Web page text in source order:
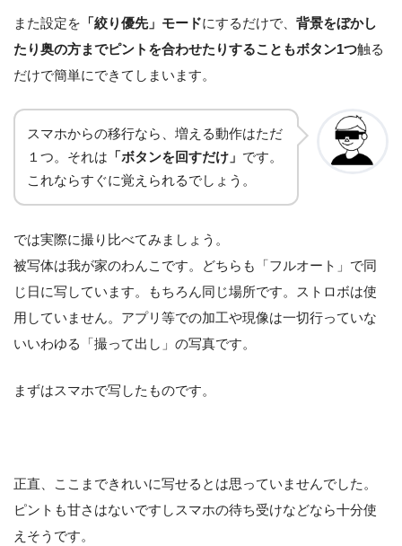
また設定を 「絞り優先」モードにするだけで、 背景をぼかし
たり奥の方までピントを合わせたりすることもボタン1つ触る
だけで簡単にできてしまいます。
スマホからの移行なら、増える動作はただ
１つ。それは 「ボタンを回すだけ」 です。
これならすぐに覚えられるでしょう。
では実際に撮り比べてみましょう。
被写体は我が家のわんこです。どちらも「フルオート」で同
じ日に写しています。もちろん同じ場所です。ストロボは使
用していません。アプリ等での加工や現像は一切行っていな
いいわゆる「撮って出し」の写真です。
まずはスマホで写したものです。
正直、ここまできれいに写せるとは思っていませんでした。
ピントも甘さはないですしスマホの待ち受けなどなら十分使
えそうです。